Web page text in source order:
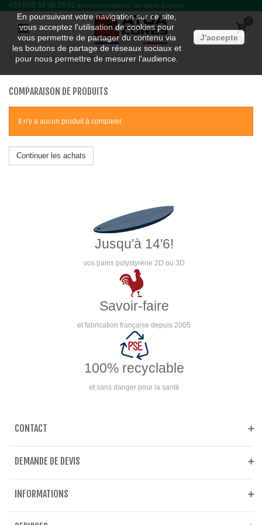
+33 (0)9 54 38 28 82 (hablamos español - we speak English)
0
Accueil > Comparaison de produits
COMPARAISON DE PRODUITS
Il n'y a aucun produit à comparer.
Continuer les achats
Jusqu'à 14'6!
vos pains polystyrène 2D ou 3D
Savoir-faire
et fabrication française depuis 2005
100% recyclable
et sans danger pour la santé
CONTACT
DEMANDE DE DEVIS
INFORMATIONS
En poursuivant votre navigation sur ce site,
vous acceptez l'utilisation de cookies pour
vous permettre de partager du contenu via
les boutons de partage de réseaux sociaux et
pour nous permettre de mesurer l'audience.
J'accepte